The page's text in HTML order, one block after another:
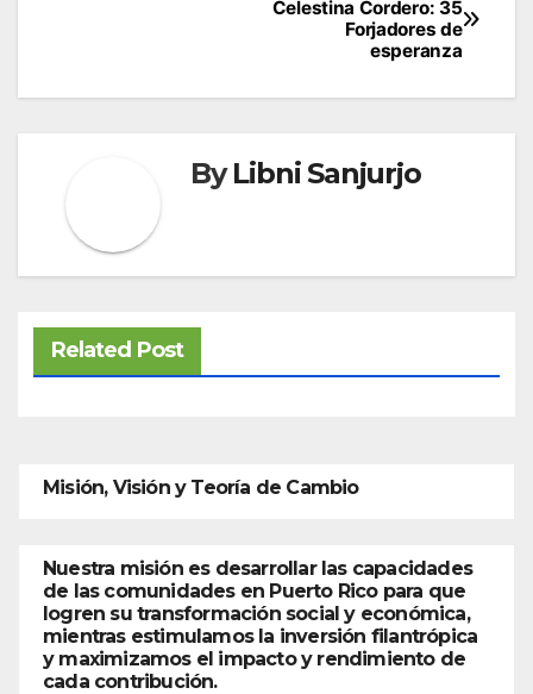
Celestina Cordero: 35
Forjadores de
esperanza
ByLibni Sanjurjo
Related Post
Misión, Visión y Teoría de Cambio
Nuestra misión es desarrollar las capacidades
de las comunidades en Puerto Rico para que
logren su transformación social y económica,
mientras estimulamos la inversión filantrópica
y maximizamos el impacto y rendimiento de
cada contribución.